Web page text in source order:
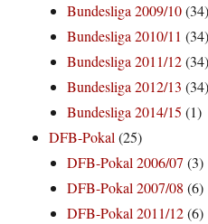
Bundesliga 2009/10(34)
Bundesliga 2010/11 (34)
Bundesliga 2011/12(34)
Bundesliga 2012/13 (34)
Bundesliga 2014/15 (1)
DFB-Pokal(25)
DFB-Pokal 2006/07 (3)
DFB-Pokal 2007/08 (6)
DFB-Pokal 2011/12(6)